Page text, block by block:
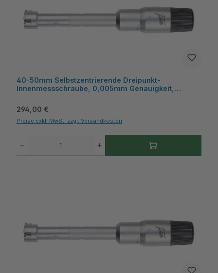
40-50mm Selbstzentrierende Dreipunkt-
Innenmessschraube, 0,005mm Genauigkeit,
IndustryLine
Regulärer Preis:
294,00 €
Preise exkl. MwSt. zzgl. Versandkosten